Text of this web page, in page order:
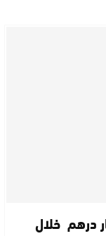
بقيمة 5,6 مليار درهم خلال